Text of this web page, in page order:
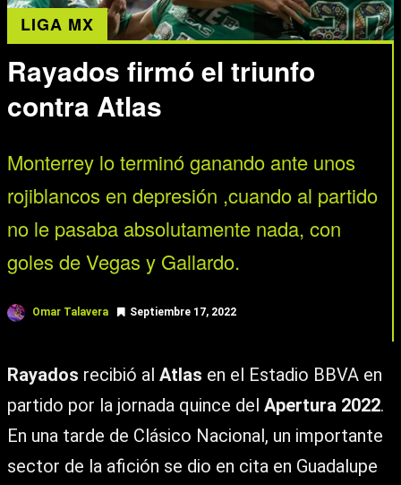
LIGA MX
Rayados firmó el triunfo
contra Atlas
Monterrey lo terminó ganando ante unos
rojiblancos en depresión ,cuando al partido
no le pasaba absolutamente nada, con
goles de Vegas y Gallardo.
Omar Talavera Septiembre 17, 2022
Rayados recibió al Atlas en el Estadio BBVA en
partido por la jornada quince del Apertura 2022.
En una tarde de Clásico Nacional, un importante
sector de la afición se dio en cita en Guadalupe